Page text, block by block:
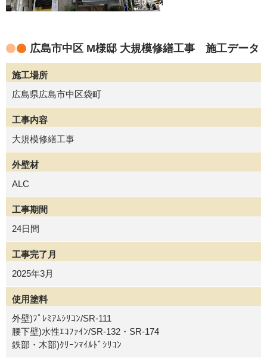
広島市中区 M様邸 大規模修繕工事 施工データ
施工場所
広島県広島市中区袋町
工事内容
大規模修繕工事
外壁材
ALC
工事期間
24日間
工事完了月
2025年3月
使用塗料
外壁)ﾌﾟﾚﾐｱﾑｼﾘｺﾝ/SR-111
腰下壁)水性ｴｺﾌｧｲﾝ/SR-132・SR-174
鉄部・木部)ｸﾘｰﾝﾏｲﾙﾄﾞｼﾘｺﾝ